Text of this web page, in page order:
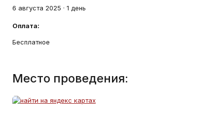
6 августа 2025 · 1 день
Оплата:
Бесплатное
Место проведения: